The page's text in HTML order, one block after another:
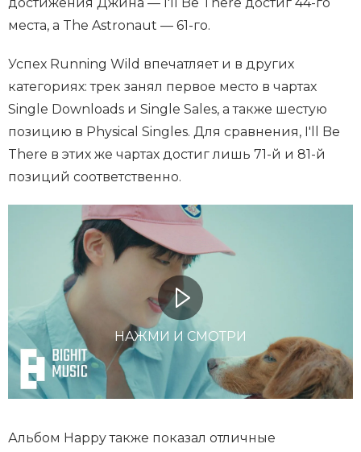
места, а The Astronaut — 61-го.
Успех Running Wild впечатляет и в других
категориях: трек занял первое место в чартах
Single Downloads и Single Sales, а также шестую
позицию в Physical Singles. Для сравнения, I'll Be
There в этих же чартах достиг лишь 71-й и 81-й
позиций соответственно.
НАЖМИ И СМОТРИ
Альбом Happy также показал отличные